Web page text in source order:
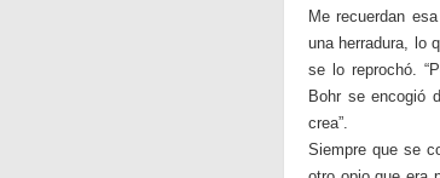
Me recuerdan
una herradura, lo
se lo reprochó.
Bohr se encogió
crea”.
Siempre que se